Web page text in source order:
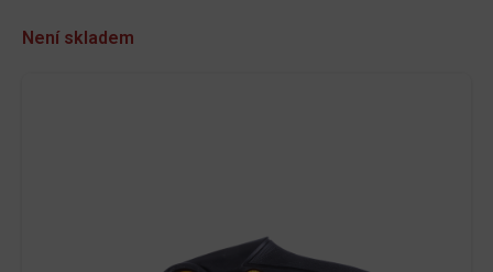
Není skladem